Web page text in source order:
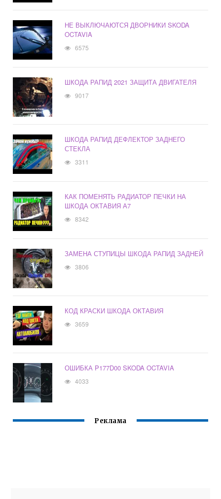
НЕ ВЫКЛЮЧАЮТСЯ ДВОРНИКИ SKODA
OCTAVIA
6575
ШКОДА РАПИД 2021 ЗАЩИТА ДВИГАТЕЛЯ
9017
ШКОДА РАПИД ДЕФЛЕКТОР ЗАДНЕГО
СТЕКЛА
3311
КАК ПОМЕНЯТЬ РАДИАТОР ПЕЧКИ НА
ШКОДА ОКТАВИЯ А7
8342
ЗАМЕНА СТУПИЦЫ ШКОДА РАПИД ЗАДНЕЙ
3806
КОД КРАСКИ ШКОДА ОКТАВИЯ
3659
ОШИБКА P177D00 SKODA OCTAVIA
4033
Реклама